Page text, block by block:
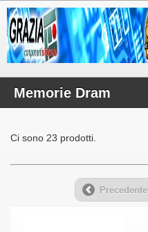
Memorie Dram
Ci sono 23 prodotti.
Precedente